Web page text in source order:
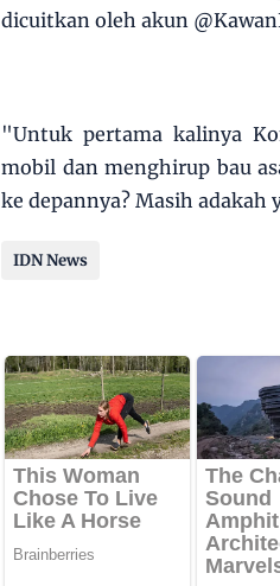
dicuitkan oleh akun
"Untuk pertama kalinya
mobil dan menghirup bau
ke depannya? Masih
IDN News